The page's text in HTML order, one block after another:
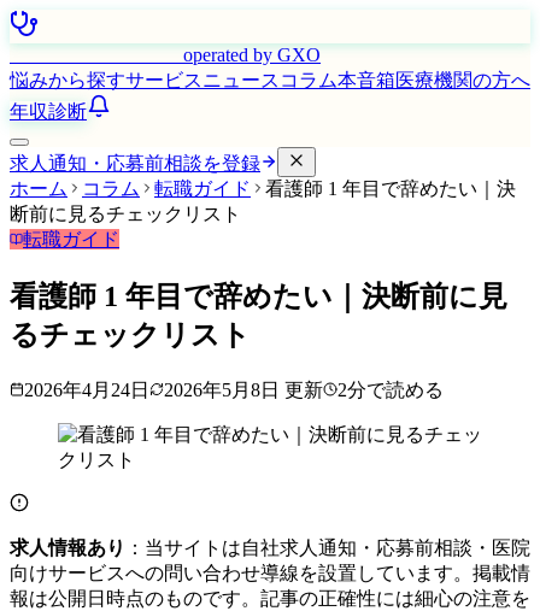
operated by GXO
悩みから探すサービスニュース コラム本音箱医療機関の方へ
年収診断
求人通知・応募前相談を登録
ホーム
コラム 転職ガイド
看護師 1 年目で辞めたい｜決
断前に見るチェックリスト
転職ガイド
看護師 1 年目で辞めたい｜決断前に見
るチェックリスト
2026年4月24日 2026年5月8日 更新 2分で読める
求人情報あり ：当サイトは自社求人通知・応募前相談・医院
向けサービスへの問い合わせ導線を設置しています。掲載情
報は公開日時点のものです。記事の正確性には細心の注意を